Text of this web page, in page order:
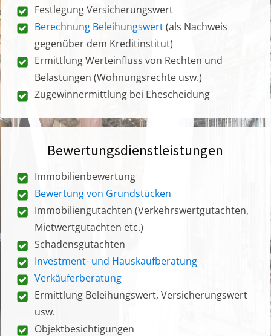
Festlegung Versicherungswert
Berechnung Beleihungswert(als Nachweis
gegenüber dem Kreditinstitut)
Ermittlung Werteinfluss von Rechten und
Belastungen (Wohnungsrechte usw.)
Zugewinnermittlung bei Ehescheidung
Bewertungsdienstleistungen
Immobilienbewertung
Bewertung von Grundstücken
Immobiliengutachten (Verkehrswertgutachten,
Mietwertgutachten etc.)
Schadensgutachten
Investment- und Hauskaufberatung
Verkäuferberatung
Ermittlung Beleihungswert, Versicherungswert
usw.
Objektbesichtigungen